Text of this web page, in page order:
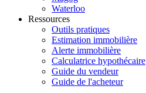
Waterloo
Ressources
Outils pratiques
Estimation immobilière
Alerte immobilière
Calculatrice hypothécaire
Guide du vendeur
Guide de l'acheteur